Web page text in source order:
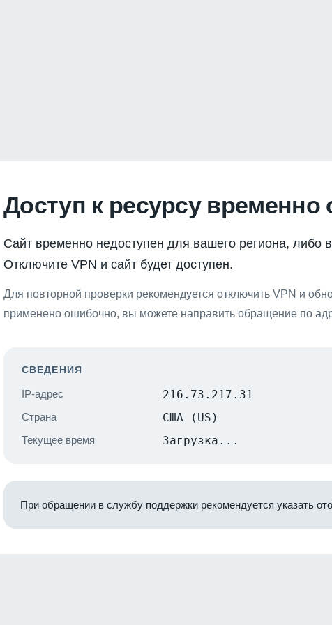
Доступ к ресурсу временно
Сайт временно недоступен для вашего региона, либо
Отключите VPN и сайт будет доступен.
Для повторной проверки рекомендуется отключить VPN и
применено ошибочно, вы можете направить обращение по
СВЕДЕНИЯ
IP-адрес 216.73.217.31
Страна США (US)
Текущее время Загрузка...
При обращении в службу поддержки рекомендуется указать